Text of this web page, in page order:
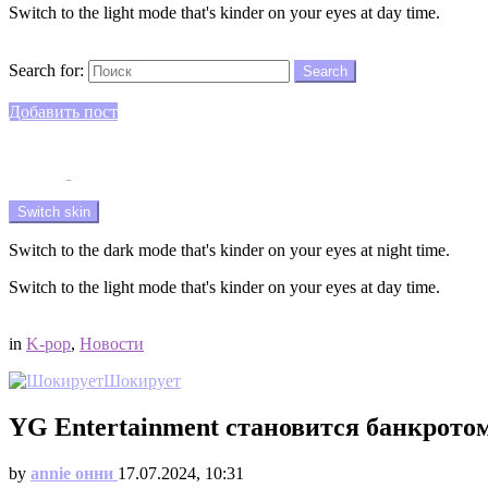
Switch to the light mode that's kinder on your eyes at day time.
Search for:
Search
Добавить пост
Switch skin
Switch to the dark mode that's kinder on your eyes at night time.
Switch to the light mode that's kinder on your eyes at day time.
in K-pop, Новости
Шокирует
YG Entertainment становится
by annie онни 17.07.2024, 10:31